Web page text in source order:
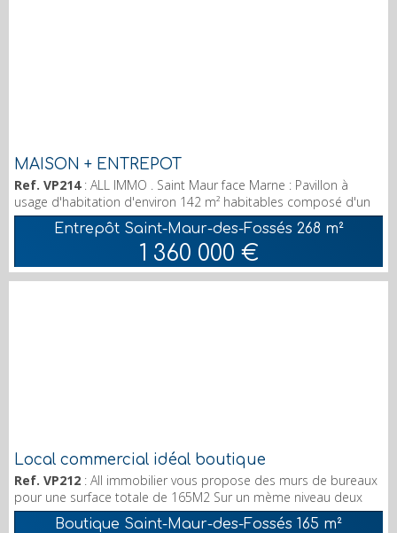
MAISON + ENTREPOT
Ref. VP214: ALL IMMO . Saint Maur face Marne : Pavillon à
usage d'habitation d'environ 142 m² habitables composé d'un
vaste séjour DE 55 m², de 3 chambres , d'une salle de bain,
d'une grande cuisine aménagée. Véranda, Cave à vins. Box
.Terrasse vue Marne. L'ensemble en parfait état. + Bureau de
20 m² + studio indépendant de 27 m² + ENTREPOT attenant
de 268 m² . accès cam...
Entrepôt Saint-Maur-des-Fossés 268 m²
1 360 000 €
Local commercial idéal boutique
Ref. VP212 : All immobilier vous propose des murs de bureaux
pour une surface totale de 165M2 Sur un mème niveau deux
surfaces attenantes (actuellement passage ouvert) se
Boutique Saint-Maur-des-Fossés 165 m²